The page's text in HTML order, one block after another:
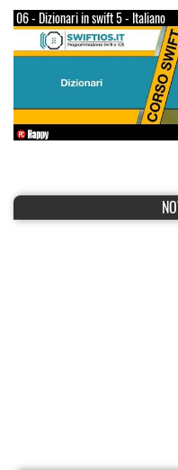
06 - Dizionari in swift 5 - Italiano